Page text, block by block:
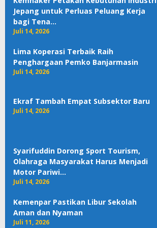
Jepang untuk Perluas Peluang Kerja
bagi Tena…
Juli 14, 2026
Lima Koperasi Terbaik Raih
Penghargaan Pemko Banjarmasin
Juli 14, 2026
Ekraf Tambah Empat Subsektor Baru
Juli 14, 2026
Syarifuddin Dorong Sport Tourism,
Olahraga Masyarakat Harus Menjadi
Motor Pariwi…
Juli 14, 2026
Kemenpar Pastikan Libur Sekolah
Aman dan Nyaman
Juli 11, 2026